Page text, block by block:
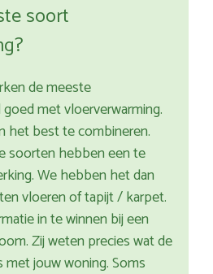
soort
de meeste
met vloerverwarming.
het best te combineren.
soorten hebben een te
We hebben het dan
vloeren of tapijt / karpet.
in te winnen bij een
Zij weten precies wat de
jouw woning. Soms